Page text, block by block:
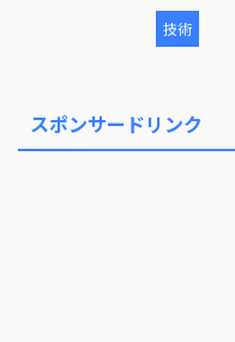
技術
スポンサードリンク